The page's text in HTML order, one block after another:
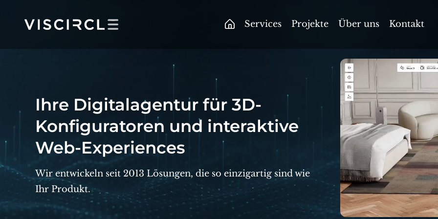
Services Projekte Über uns Kontakt
Ihre Digitalagentur für 3D-
Konfiguratoren und interaktive
Web-Experiences
Wir entwickeln seit 2013 Lösungen, die so einzigartig sind wie
Ihr Produkt.